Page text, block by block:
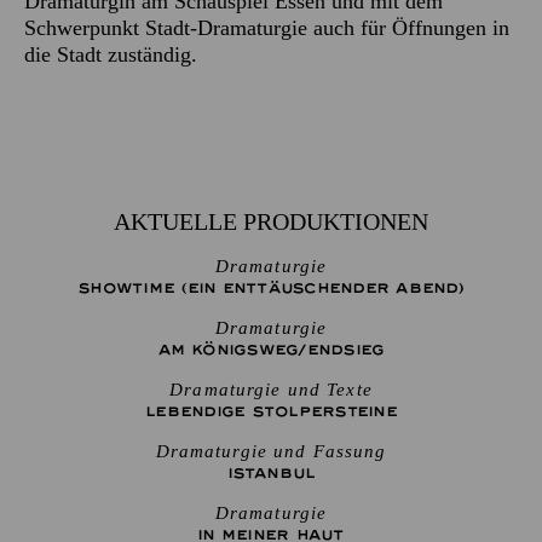
Schwerpunkt Stadt-Dramaturgie auch für Öffnungen in
die Stadt zuständig.
AKTUELLE PRODUKTIONEN
Dramaturgie
SHOW­TIME (EIN ENT­TÄU­SCHEN­DER ABEND)
Dramaturgie
AM KÖNIGS­WEG/­END­SIEG
Dramaturgie und Texte
LEBENDIGE STOLPER­STEINE
Dramaturgie und Fassung
ISTANBUL
Dramaturgie
IN MEINER HAUT